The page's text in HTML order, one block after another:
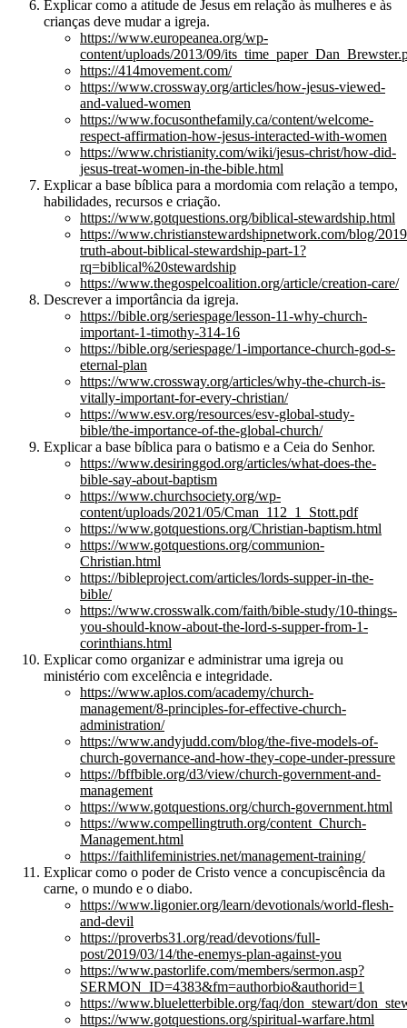
Explicar como a atitude de Jesus em relação às mulheres e às
crianças deve mudar a igreja.
https://www.europeanea.org/wp-
content/uploads/2013/09/
https://414movement.com/
https://www.crossway.org/articles/how-jesus-viewed-
and-valued-women
https://www.focusonthefamily.ca/content/welcome-
respect-affirmation-how-jesus-interacted-with-women
https://www.christianity.com/wiki/jesus-christ/how-did-
jesus-treat-women-in-the-bible.html
Explicar a base bíblica para a mordomia com relação a tempo,
habilidades, recursos e criação.
https://www.gotquestions.org/biblical-stewardship.html
https://www.christianstewardshipnetwork.com/blog/
truth-about-biblical-stewardship-part-1?
rq=biblical%20stewardship
https://www.thegospelcoalition.org/article/creation-care/
Descrever a importância da igreja.
https://bible.org/seriespage/lesson-11-why-church-
important-1-timothy-314-16
https://bible.org/seriespage/1-importance-church-god-s-
eternal-plan
https://www.crossway.org/articles/why-the-church-is-
vitally-important-for-every-christian/
https://www.esv.org/resources/esv-global-study-
bible/the-importance-of-the-global-church/
Explicar a base bíblica para o batismo e a Ceia do Senhor.
https://www.desiringgod.org/articles/what-does-the-
bible-say-about-baptism
https://www.churchsociety.org/wp-
content/uploads/2021/05/Cman_112_1_Stott.pdf
https://www.gotquestions.org/Christian-baptism.html
https://www.gotquestions.org/communion-
Christian.html
https://bibleproject.com/articles/lords-supper-in-the-
bible/
https://www.crosswalk.com/faith/bible-study/10-things-
you-should-know-about-the-lord-s-supper-from-1-
corinthians.html
Explicar como organizar e administrar uma igreja ou
ministério com excelência e integridade.
https://www.aplos.com/academy/church-
management/8-principles-for-effective-church-
administration/
https://www.andyjudd.com/blog/the-five-models-of-
church-governance-and-how-they-cope-under-pressure
https://bffbible.org/d3/view/church-government-and-
management
https://www.gotquestions.org/church-government.html
https://www.compellingtruth.org/content_Church-
Management.html
https://faithlifeministries.net/management-training/
Explicar como o poder de Cristo vence a concupiscência da
carne, o mundo e o diabo.
https://www.ligonier.org/learn/devotionals/world-flesh-
and-devil
https://proverbs31.org/read/devotions/full-
post/2019/03/14/the-enemys-plan-against-you
https://www.pastorlife.com/members/sermon.asp?
SERMON_ID=4383&fm=authorbio&authorid=1
https://www.blueletterbible.org/faq/don_stewart/
https://www.gotquestions.org/spiritual-warfare.html